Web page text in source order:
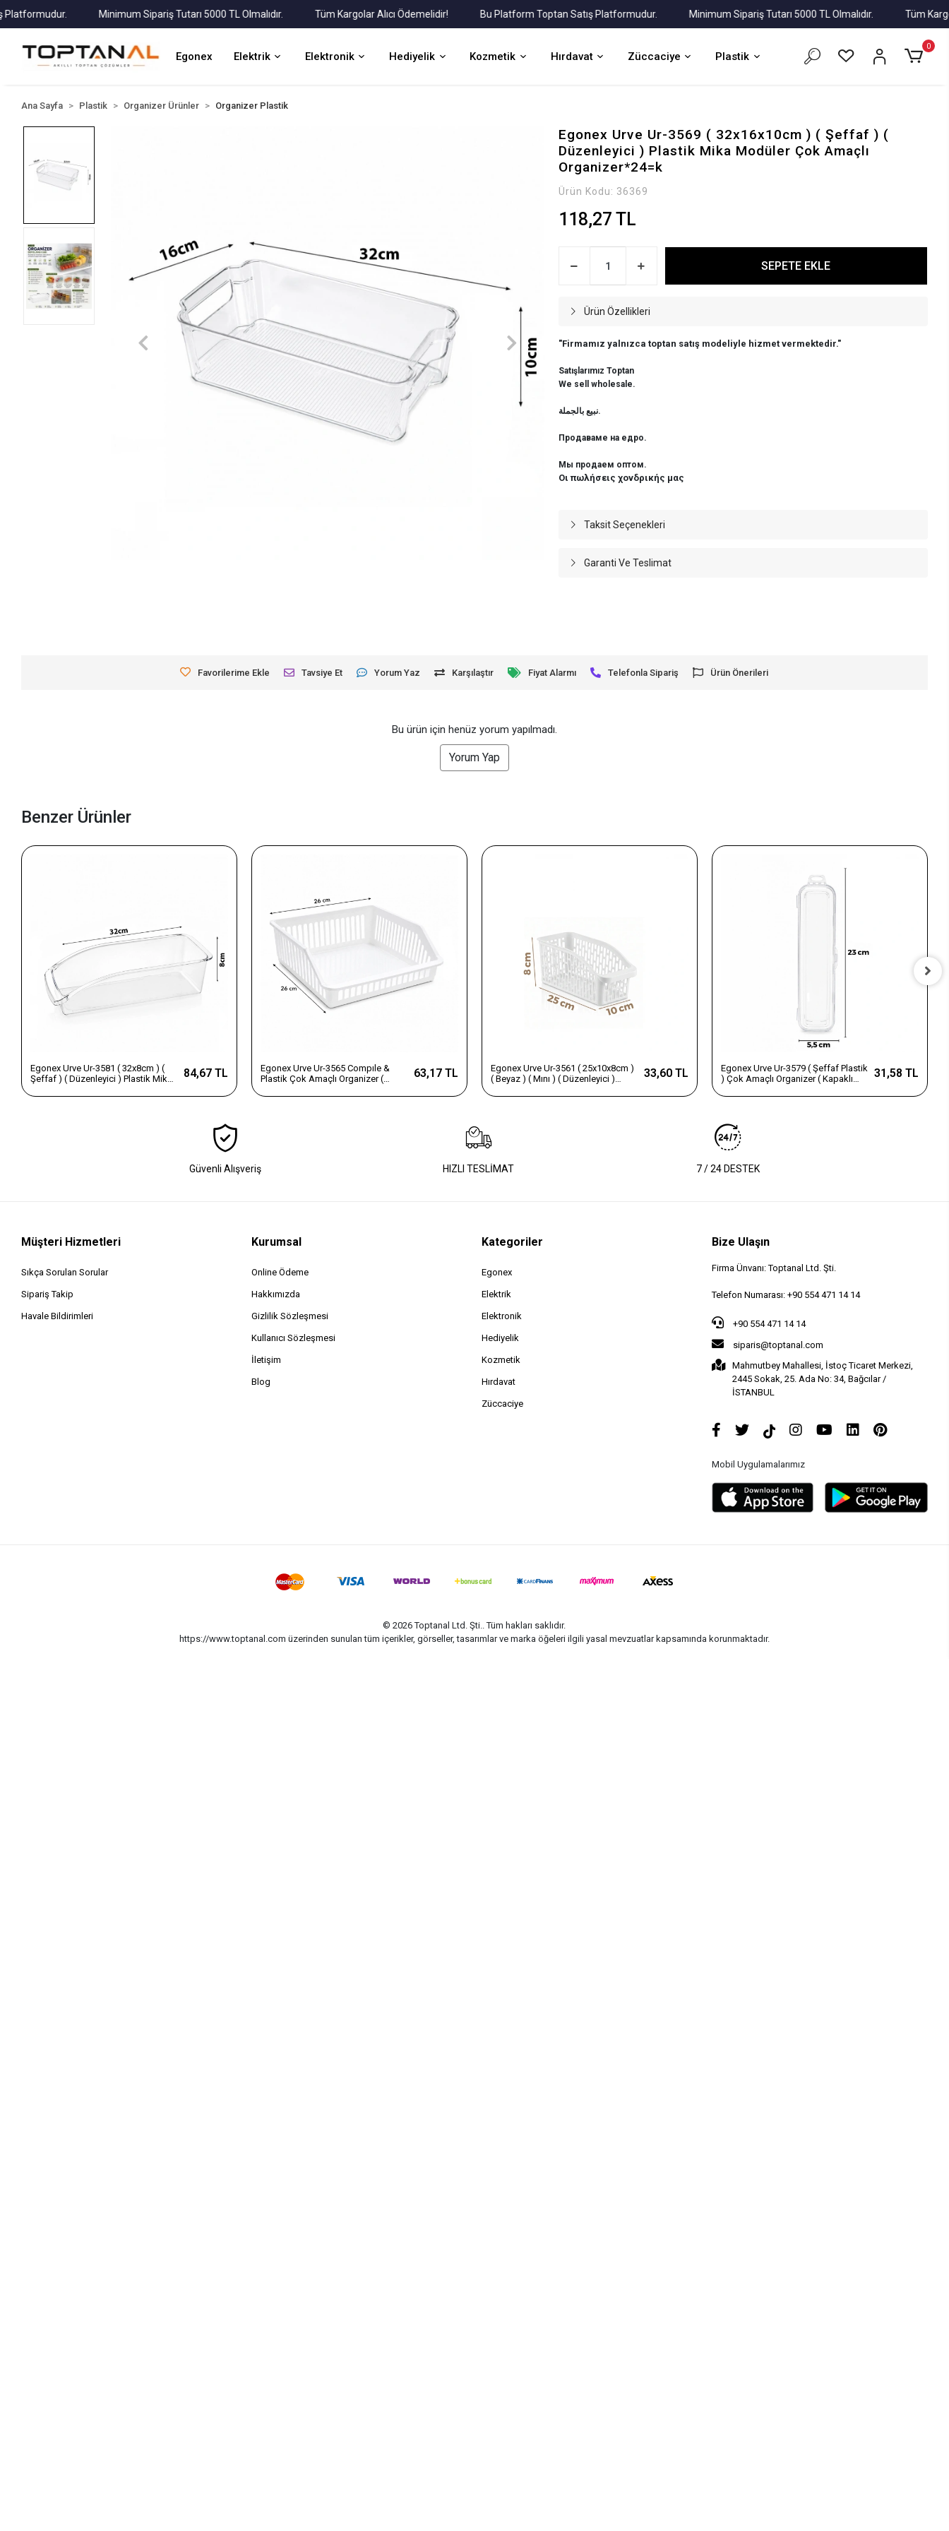
Minimum Sipariş Tutarı 5000 TL Olmalıdır. Tüm Kargolar Alıcı Ödemelidir! Bu Platform Toptan Satış Platformudur. Minimum Sipariş Tutarı 5000 TL Olmalıdır. Tüm Kargolar
Egonex Elektrik Elektronik Hediyelik Kozmetik Hırdavat Züccaciye Plastik
0
Ana Sayfa Plastik Organizer Ürünler Organizer Plastik
Egonex Urve Ur-3569 ( 32x16x10cm ) ( Şeffaf ) (
Düzenleyici ) Plastik Mika Modüler Çok Amaçlı
Organizer*24=k
Ürün Kodu: 36369
118,27 TL
SEPETE EKLE
Ürün Özellikleri
"Firmamız yalnızca toptan satış modeliyle hizmet vermektedir."
Satışlarımız Toptan
We sell wholesale.
نبيع بالجملة.
Продаваме на едро.
Мы продаем оптом.
Οι πωλήσεις χονδρικής μας
Taksit Seçenekleri
Garanti Ve Teslimat
Favorilerime Ekle Tavsiye Et Yorum Yaz Karşılaştır Fiyat Alarmı Telefonla Sipariş Ürün Önerileri
Bu ürün için henüz yorum yapılmadı.
Yorum Yap
Benzer Ürünler
Egonex Urve Ur-3581 ( 32x8cm ) (
Şeffaf ) ( Düzenleyici ) Plastik Mika
Organizer*24=k
84,67 TL
Egonex Urve Ur-3565 Compıle &
Plastik Çok Amaçlı Organizer (
63,17 TL
Egonex Urve Ur-3561 ( 25x10x8cm )
( Beyaz ) ( Mını ) ( Düzenleyici )
33,60 TL
Egonex Urve Ur-3579 ( Şeffaf Plastik
) Çok Amaçlı Organizer ( Kapaklı
Kutusu*12=k
31,58 TL
Güvenli Alışveriş HIZLI TESLİMAT 7 / 24 DESTEK
Müşteri Hizmetleri
Sıkça Sorulan Sorular
Sipariş Takip
Havale Bildirimleri
Kurumsal
Online Ödeme
Hakkımızda
Gizlilik Sözleşmesi
Kullanıcı Sözleşmesi
İletişim
Blog
Kategoriler
Egonex
Elektrik
Elektronik
Hediyelik
Kozmetik
Hırdavat
Züccaciye
Bize Ulaşın
Firma Ünvanı: Toptanal Ltd. Şti.
Telefon Numarası: +90 554 471 14 14
+90 554 471 14 14
siparis@toptanal.com
Mahmutbey Mahallesi, İstoç Ticaret Merkezi,
2445 Sokak, 25. Ada No: 34, Bağcılar /
İSTANBUL
Mobil Uygulamalarımız
© 2026 Toptanal Ltd. Şti.. Tüm hakları saklıdır.
https://www.toptanal.com üzerinden sunulan tüm içerikler, görseller, tasarımlar ve marka öğeleri ilgili yasal mevzuatlar kapsamında korunmaktadır.